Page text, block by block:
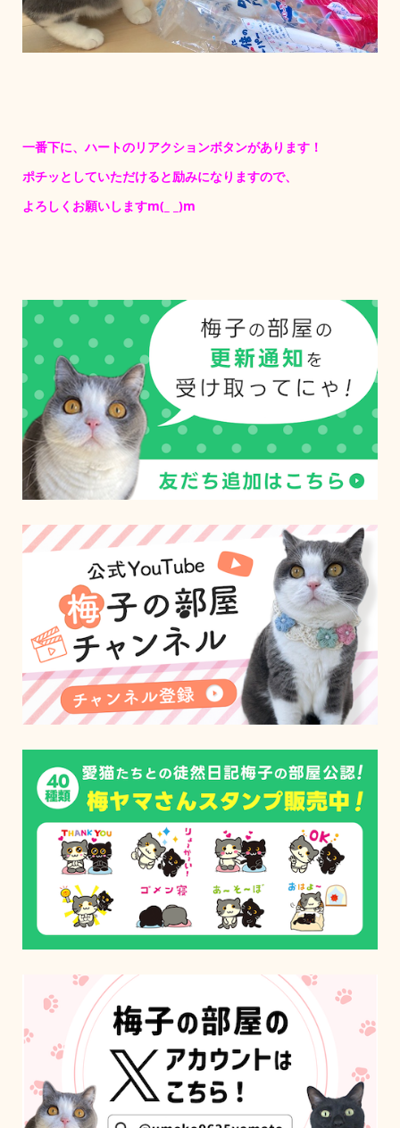
一番下に、ハートのリアクションボタンがあります！
ポチッとしていただけると励みになりますので、
よろしくお願いしますm(_ _)m